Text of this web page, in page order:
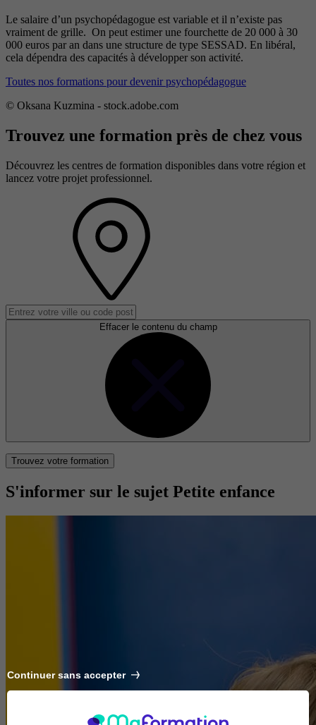
Le salaire d’un psychopédagogue est variable et il n’existe pas
vraiment de grille. On peut estimer une fourchette de 20 000 à 30
000 euros par an dans une structure de type SESSAD. En libéral,
cela dépendra des capacités à développer son activité.
Toutes nos formations pour devenir psychopédagogue
© Oksana Kuzmina - stock.adobe.com
Trouvez une formation près de chez vous
Découvrez les centres de formation disponibles dans votre région et
lancez votre projet professionnel.
Effacer le contenu du champ
Trouvez votre formation
S'informer sur le sujet Petite enfance
Continuer sans accepter